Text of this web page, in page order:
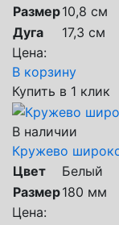
Размер10,8 см
Дуга
17,3 см
Цена:
В корзину
Купить в 1 клик
В наличии
Кружево
Цвет
Белый
Размер180 мм
Цена: